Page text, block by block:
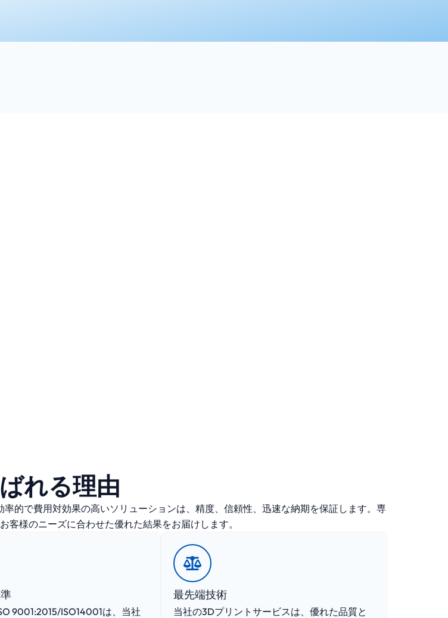
れる理由
的で費用対効果の高いソリューションは、精度、信頼性、迅速な納期を保証します。専
客様のニーズに合わせた優れた結果をお届けします。
9001:2015/ISO14001は、当社
最先端技術
当社の3Dプリントサービスは、優れた品質と